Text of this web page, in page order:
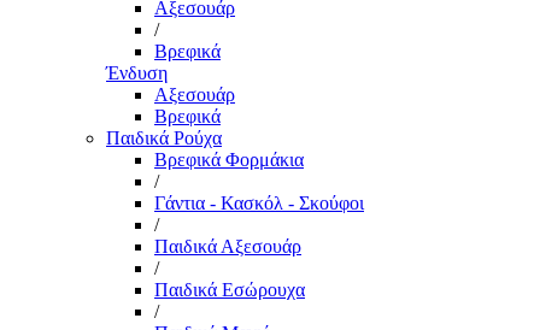
Αξεσουάρ
/
Βρεφικά
Ένδυση
Αξεσουάρ
Βρεφικά
Παιδικά Ρούχα
Βρεφικά Φορμάκια
/
Γάντια - Κασκόλ - Σκούφοι
/
Παιδικά Αξεσουάρ
/
Παιδικά Εσώρουχα
/